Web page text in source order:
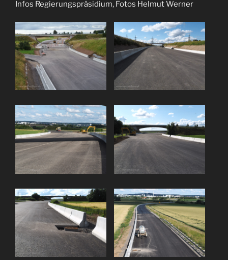
Infos Regierungspräsidium, Fotos Helmut Werner